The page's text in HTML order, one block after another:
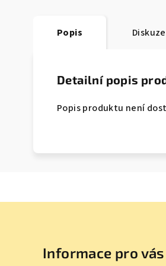
Popis Diskuze
Detailní popis
Popis produktu není
Informace pro vás